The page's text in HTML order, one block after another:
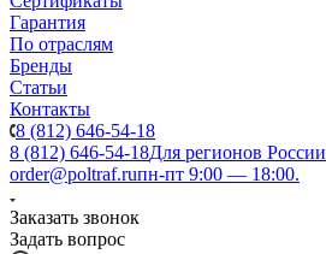
Гарантия
По отраслям
Бренды
Статьи
Контакты
8 (812) 646-54-18
8 (812) 646-54-18Для регионов России
order@poltraf.ruпн-пт 9:00 — 18:00.
Заказать звонок
Задать вопрос